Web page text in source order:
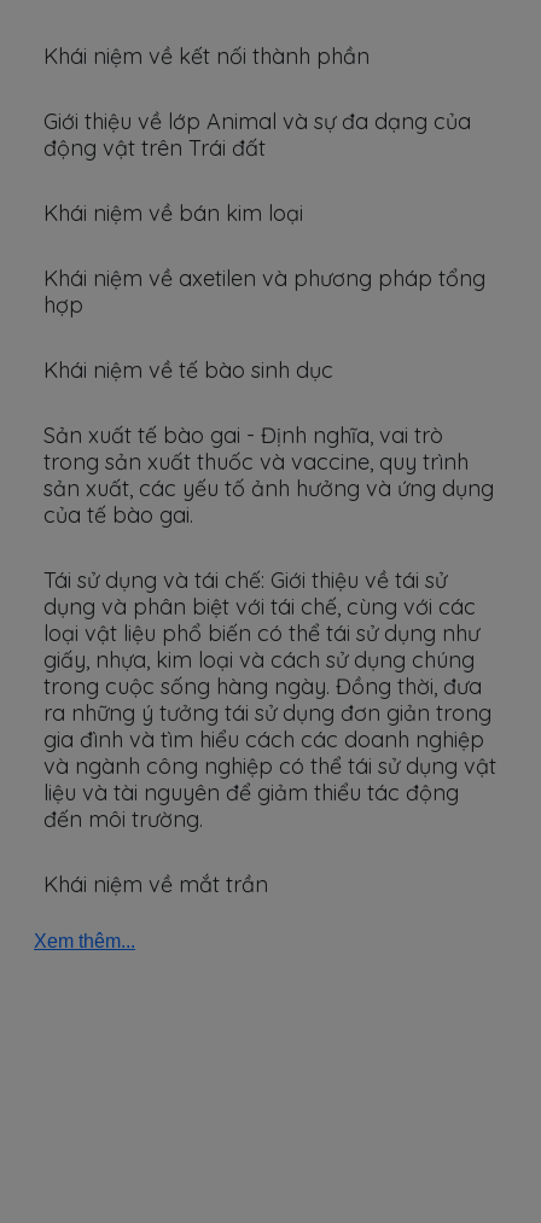
Khái niệm về kết nối thành phần
Giới thiệu về lớp Animal và sự đa dạng của
động vật trên Trái đất
Khái niệm về bán kim loại
Khái niệm về axetilen và phương pháp tổng
hợp
Khái niệm về tế bào sinh dục
Sản xuất tế bào gai - Định nghĩa, vai trò
trong sản xuất thuốc và vaccine, quy trình
sản xuất, các yếu tố ảnh hưởng và ứng dụng
của tế bào gai.
Tái sử dụng và tái chế: Giới thiệu về tái sử
dụng và phân biệt với tái chế, cùng với các
loại vật liệu phổ biến có thể tái sử dụng như
giấy, nhựa, kim loại và cách sử dụng chúng
trong cuộc sống hàng ngày. Đồng thời, đưa
ra những ý tưởng tái sử dụng đơn giản trong
gia đình và tìm hiểu cách các doanh nghiệp
và ngành công nghiệp có thể tái sử dụng vật
liệu và tài nguyên để giảm thiểu tác động
đến môi trường.
Khái niệm về mắt trần
Xem thêm...